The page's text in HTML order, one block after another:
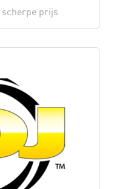
scherpe prijs